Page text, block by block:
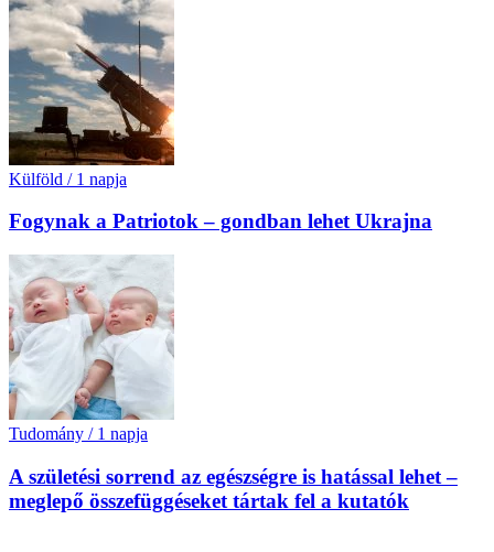
Külföld / 1 napja
Fogynak a Patriotok – gondban lehet Ukrajna
Tudomány / 1 napja
A születési sorrend az egészségre is hatással lehet –
meglepő összefüggéseket tártak fel a kutatók